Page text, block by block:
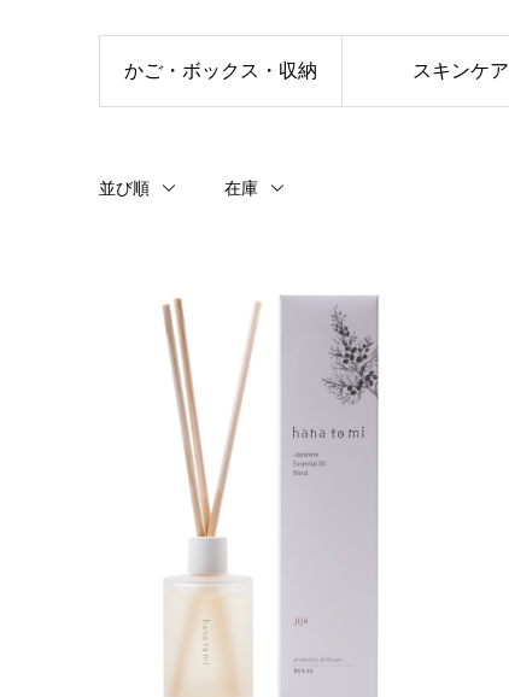
かご・ボックス・収納 スキンケア
並び順 在庫